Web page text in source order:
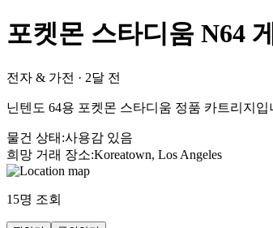
포켓몬 스타디움 N64
전자 & 가전 · 2달 전
닌텐도 64용 포켓몬 스타디움 정품 카트리지
물건 상태 :사용감 있음
희망 거래 장소:Koreatown, Los Angeles
15명 조회